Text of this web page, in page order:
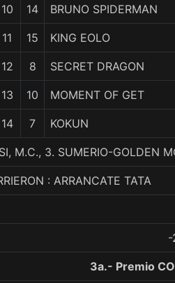
10 14 BRUNO SPIDERMAN
11 15 KING EOLO
12 8 SECRET DRAGON
13 10 MOMENT OF GET
14 7 KOKUN
M.C., 3. SUMERIO-GOLDEN
: ARRANCATE TATA
3a.- Premio